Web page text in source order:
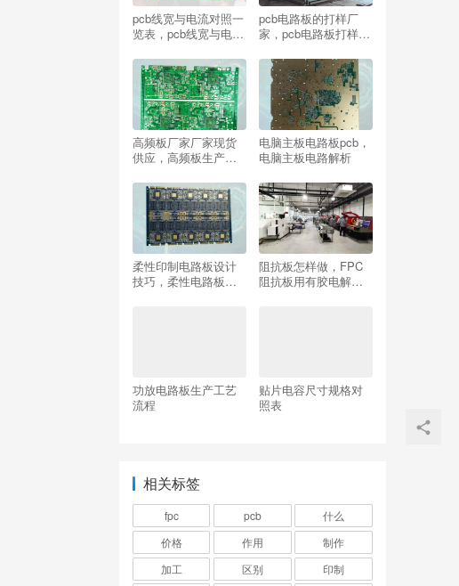
pcb线宽与电流对照一
览表，pcb线宽与电流
pcb电路板的打样厂
家，pcb电路板打样厂
高频板厂家厂家现货
供应，高频板生产厂
电脑主板电路板pcb，
电脑主板电路解析
柔性印制电路板设计
技巧，柔性电路板和
阻抗板怎样做，FPC
阻抗板用有胶电解能
功放电路板生产工艺
流程
贴片电容尺寸规格对
照表
相关标签
fpc pcb
什么
价格
作用
制作
加工
区别 印制